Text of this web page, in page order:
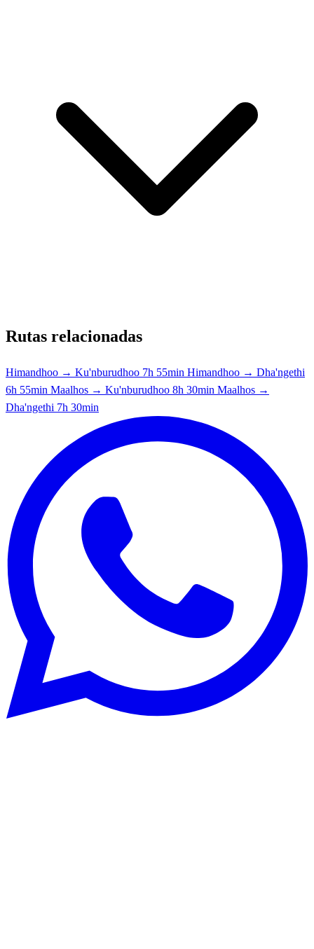
Rutas relacionadas
Himandhoo → Ku'nburudhoo 7h 55min Himandhoo → Dha'ngethi
6h 55min Maalhos → Ku'nburudhoo 8h 30min Maalhos →
Dha'ngethi 7h 30min